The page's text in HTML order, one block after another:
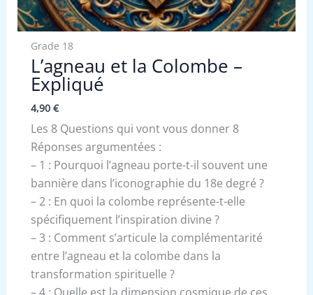
Grade 18
L’agneau et la Colombe –
Expliqué
4,90 €
Les 8 Questions qui vont vous donner 8
Réponses argumentées :
– 1 : Pourquoi l’agneau porte-t-il souvent une
bannière dans l’iconographie du 18e degré ?
– 2 : En quoi la colombe représente-t-elle
spécifiquement l’inspiration divine ?
– 3 : Comment s’articule la complémentarité
entre l’agneau et la colombe dans la
transformation spirituelle ?